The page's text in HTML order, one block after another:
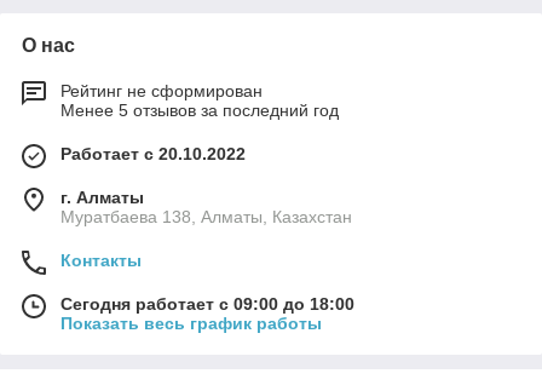
О нас
Рейтинг не сформирован
Менее 5 отзывов за последний год
Работает с 20.10.2022
г. Алматы
Муратбаева 138, Алматы, Казахстан
Контакты
Сегодня работает с 09:00 до 18:00
Показать весь график работы